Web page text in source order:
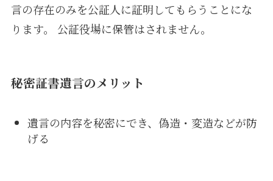
言の存在のみを公証人に証明してもらうことにな
ります。 公証役場に保管はされません。
秘密証書遺言のメリット
遺言の内容を秘密にでき、偽造・変造などが防
げる